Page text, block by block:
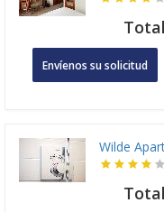
Envíenos su solicitud
Wilde